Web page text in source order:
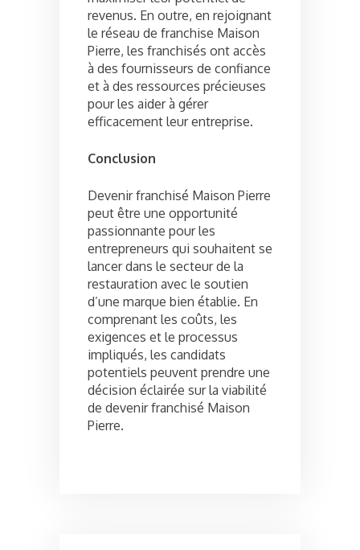
revenus. En outre, en rejoignant
le réseau de franchise Maison
Pierre, les franchisés ont accès
à des fournisseurs de confiance
et à des ressources précieuses
pour les aider à gérer
efficacement leur entreprise.
Conclusion
Devenir franchisé Maison Pierre
peut être une opportunité
passionnante pour les
entrepreneurs qui souhaitent se
lancer dans le secteur de la
restauration avec le soutien
d’une marque bien établie. En
comprenant les coûts, les
exigences et le processus
impliqués, les candidats
potentiels peuvent prendre une
décision éclairée sur la viabilité
de devenir franchisé Maison
Pierre.